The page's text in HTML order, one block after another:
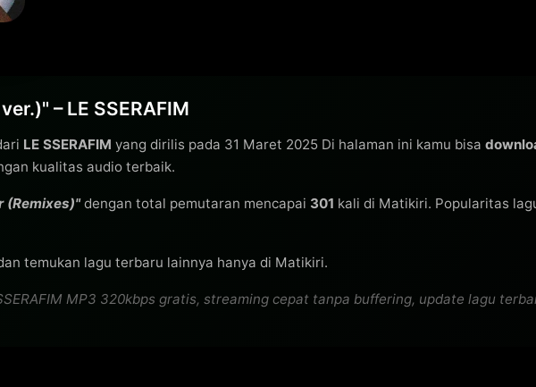
– LE SSERAFIM
LE SSERAFIM yang dirilis pada 31 Maret 2025 Di halaman ini kamu bisa
kualitas audio terbaik.
(Remixes)"dengan total pemutaran mencapai 301 kali di Matikiri. Popularitas
temukan lagu terbaru lainnya hanya di Matikiri.
MP3 320kbps gratis, streaming cepat tanpa buffering, update lagu